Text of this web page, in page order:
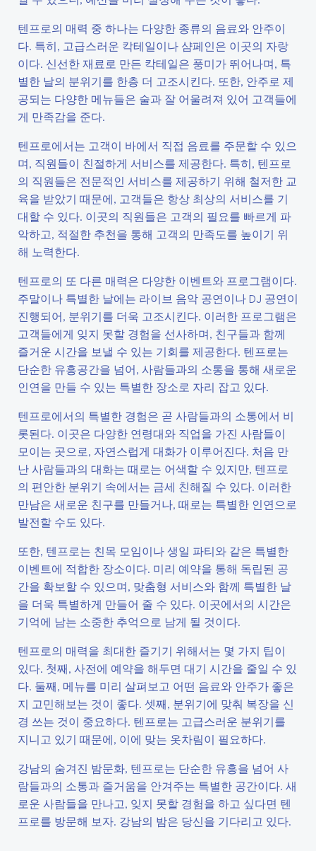
텐프로의 매력 중 하나는 다양한 종류의 음료와 안주이
다. 특히, 고급스러운 칵테일이나 샴페인은 이곳의 자랑
이다. 신선한 재료로 만든 칵테일은 풍미가 뛰어나며, 특
별한 날의 분위기를 한층 더 고조시킨다. 또한, 안주로 제
공되는 다양한 메뉴들은 술과 잘 어울려져 있어 고객들에
게 만족감을 준다.
텐프로에서는 고객이 바에서 직접 음료를 주문할 수 있으
며, 직원들이 친절하게 서비스를 제공한다. 특히, 텐프로
의 직원들은 전문적인 서비스를 제공하기 위해 철저한 교
육을 받았기 때문에, 고객들은 항상 최상의 서비스를 기
대할 수 있다. 이곳의 직원들은 고객의 필요를 빠르게 파
악하고, 적절한 추천을 통해 고객의 만족도를 높이기 위
해 노력한다.
텐프로의 또 다른 매력은 다양한 이벤트와 프로그램이다.
주말이나 특별한 날에는 라이브 음악 공연이나 DJ 공연이
진행되어, 분위기를 더욱 고조시킨다. 이러한 프로그램은
고객들에게 잊지 못할 경험을 선사하며, 친구들과 함께
즐거운 시간을 보낼 수 있는 기회를 제공한다. 텐프로는
단순한 유흥공간을 넘어, 사람들과의 소통을 통해 새로운
인연을 만들 수 있는 특별한 장소로 자리 잡고 있다.
텐프로에서의 특별한 경험은 곧 사람들과의 소통에서 비
롯된다. 이곳은 다양한 연령대와 직업을 가진 사람들이
모이는 곳으로, 자연스럽게 대화가 이루어진다. 처음 만
난 사람들과의 대화는 때로는 어색할 수 있지만, 텐프로
의 편안한 분위기 속에서는 금세 친해질 수 있다. 이러한
만남은 새로운 친구를 만들거나, 때로는 특별한 인연으로
발전할 수도 있다.
또한, 텐프로는 친목 모임이나 생일 파티와 같은 특별한
이벤트에 적합한 장소이다. 미리 예약을 통해 독립된 공
간을 확보할 수 있으며, 맞춤형 서비스와 함께 특별한 날
을 더욱 특별하게 만들어 줄 수 있다. 이곳에서의 시간은
기억에 남는 소중한 추억으로 남게 될 것이다.
텐프로의 매력을 최대한 즐기기 위해서는 몇 가지 팁이
있다. 첫째, 사전에 예약을 해두면 대기 시간을 줄일 수 있
다. 둘째, 메뉴를 미리 살펴보고 어떤 음료와 안주가 좋은
지 고민해보는 것이 좋다. 셋째, 분위기에 맞춰 복장을 신
경 쓰는 것이 중요하다. 텐프로는 고급스러운 분위기를
지니고 있기 때문에, 이에 맞는 옷차림이 필요하다.
강남의 숨겨진 밤문화, 텐프로는 단순한 유흥을 넘어 사
람들과의 소통과 즐거움을 안겨주는 특별한 공간이다. 새
로운 사람들을 만나고, 잊지 못할 경험을 하고 싶다면 텐
프로를 방문해 보자. 강남의 밤은 당신을 기다리고 있다.